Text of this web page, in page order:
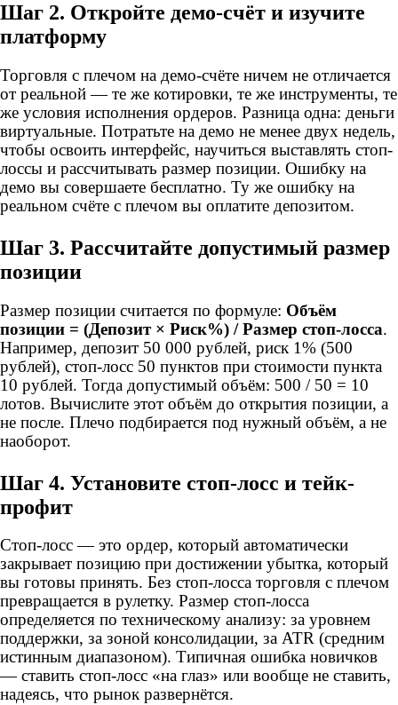
Шаг 2. Откройте демо-счёт и изучите
платформу
Торговля с плечом на демо-счёте ничем не отличается
от реальной — те же котировки, те же инструменты, те
же условия исполнения ордеров. Разница одна: деньги
виртуальные. Потратьте на демо не менее двух недель,
чтобы освоить интерфейс, научиться выставлять стоп-
лоссы и рассчитывать размер позиции. Ошибку на
демо вы совершаете бесплатно. Ту же ошибку на
реальном счёте с плечом вы оплатите депозитом.
Шаг 3. Рассчитайте допустимый размер
позиции
Размер позиции считается по формуле: Объём
позиции = (Депозит × Риск%) / Размер стоп-лосса.
Например, депозит 50 000 рублей, риск 1% (500
рублей), стоп-лосс 50 пунктов при стоимости пункта
10 рублей. Тогда допустимый объём: 500 / 50 = 10
лотов. Вычислите этот объём до открытия позиции, а
не после. Плечо подбирается под нужный объём, а не
наоборот.
Шаг 4. Установите стоп-лосс и тейк-
профит
Стоп-лосс — это ордер, который автоматически
закрывает позицию при достижении убытка, который
вы готовы принять. Без стоп-лосса торговля с плечом
превращается в рулетку. Размер стоп-лосса
определяется по техническому анализу: за уровнем
поддержки, за зоной консолидации, за ATR (средним
истинным диапазоном). Типичная ошибка новичков
— ставить стоп-лосс «на глаз» или вообще не ставить,
надеясь, что рынок развернётся.